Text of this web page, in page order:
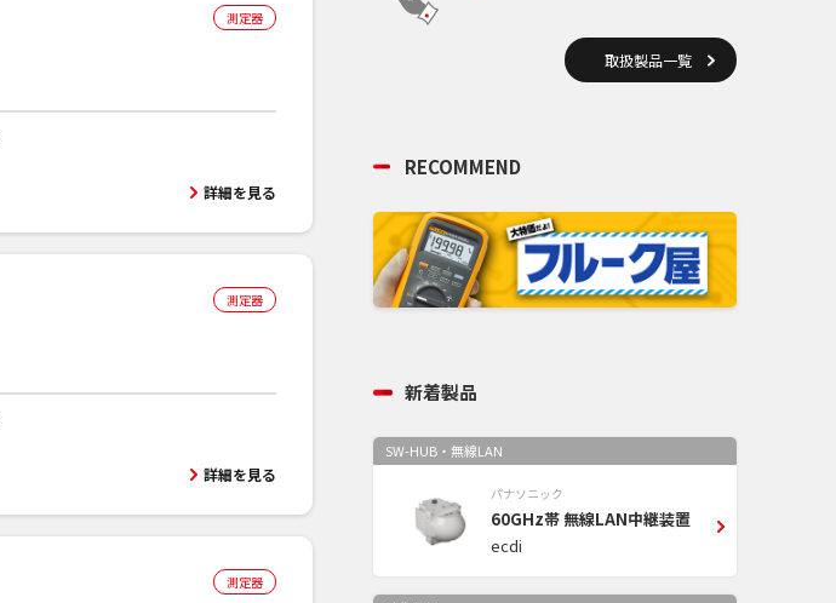
測定器
詳細を見る
測定器
詳細を見る
測定器
取扱製品一覧
RECOMMEND
新着製品
SW-HUB・無線LAN
パナソニック
60GHz帯 無線LAN中継装置
ecdi